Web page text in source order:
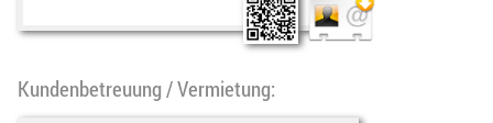
Kundenbetreuung / Vermietung: